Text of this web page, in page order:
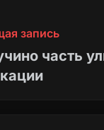
запись
часть